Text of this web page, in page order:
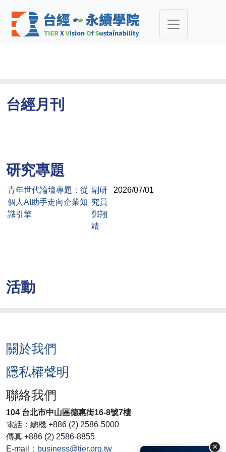
×
台經月刊
研究專題
青年世代論壇專題：從
個人AI助手走向企業知
識引擎
副研
究員
鄧翔
靖
2026/07/01
活動
關於我們
隱私權聲明
聯絡我們
104 台北市中山區德惠街16-8號7樓
電話：總機 +886 (2) 2586-5000
傳真 +886 (2) 2586-8855
E-mail： business@tier.org.tw